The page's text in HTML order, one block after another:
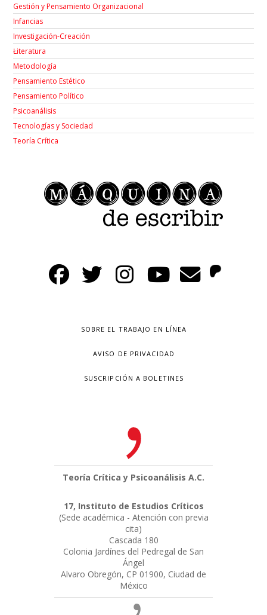
Gestión y Pensamiento Organizacional
Infancias
Investigación-Creación
Łiteratura
Metodología
Pensamiento Estético
Pensamiento Político
Psicoanálisis
Tecnologías y Sociedad
Teoría Crítica
SOBRE EL TRABAJO EN LÍNEA
AVISO DE PRIVACIDAD
SUSCRIPCIÓN A BOLETINES
Teoría Crítica y Psicoanálisis A.C.
17, Instituto de Estudios Críticos
(Sede académica - Atención con previa
cita)
Cascada 180
Colonia Jardínes del Pedregal de San
Ángel
Alvaro Obregón, CP 01900, Ciudad de
México